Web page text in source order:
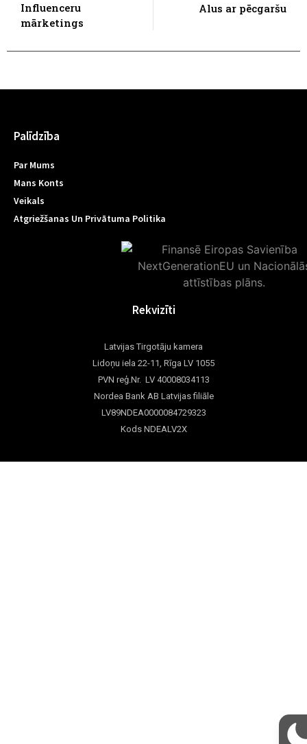
Influenceru
mārketings
Alus ar pēcgaršu
Palīdzība
Par Mums
Mans Konts
Veikals
Atgriežšanas Un Privātuma Politika
Rekvizīti
Latvijas Tirgotāju kamera
Lidoņu iela 22-11, Rīga LV 1055
PVN reģ.Nr. LV 40008034113
Nordea Bank AB Latvijas filiāle
LV89NDEA0000084729323
Kods NDEALV2X